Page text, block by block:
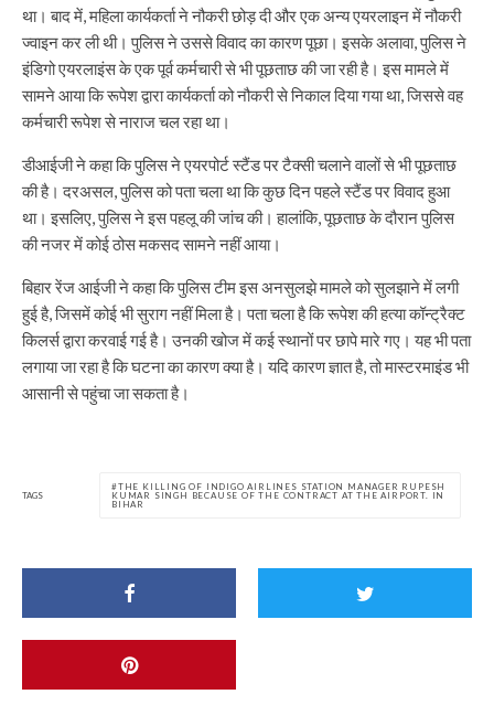
था। बाद में, महिला कार्यकर्ता ने नौकरी छोड़ दी और एक अन्य एयरलाइन में नौकरी
ज्वाइन कर ली थी। पुलिस ने उससे विवाद का कारण पूछा। इसके अलावा, पुलिस ने
इंडिगो एयरलाइंस के एक पूर्व कर्मचारी से भी पूछताछ की जा रही है। इस मामले में
सामने आया कि रूपेश द्वारा कार्यकर्ता को नौकरी से निकाल दिया गया था, जिससे वह
कर्मचारी रूपेश से नाराज चल रहा था।
डीआईजी ने कहा कि पुलिस ने एयरपोर्ट स्टैंड पर टैक्सी चलाने वालों से भी पूछताछ
की है। दरअसल, पुलिस को पता चला था कि कुछ दिन पहले स्टैंड पर विवाद हुआ
था। इसलिए, पुलिस ने इस पहलू की जांच की। हालांकि, पूछताछ के दौरान पुलिस
की नजर में कोई ठोस मकसद सामने नहीं आया।
बिहार रेंज आईजी ने कहा कि पुलिस टीम इस अनसुलझे मामले को सुलझाने में लगी
हुई है, जिसमें कोई भी सुराग नहीं मिला है। पता चला है कि रूपेश की हत्या कॉन्ट्रैक्ट
किलर्स द्वारा करवाई गई है। उनकी खोज में कई स्थानों पर छापे मारे गए। यह भी पता
लगाया जा रहा है कि घटना का कारण क्या है। यदि कारण ज्ञात है, तो मास्टरमाइंड भी
आसानी से पहुंचा जा सकता है।
TAGS
THE KILLING OF INDIGO AIRLINES STATION MANAGER RUPESH
KUMAR SINGH BECAUSE OF THE CONTRACT AT THE AIRPORT. IN
BIHAR